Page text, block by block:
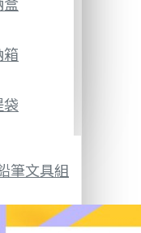
筆文具組